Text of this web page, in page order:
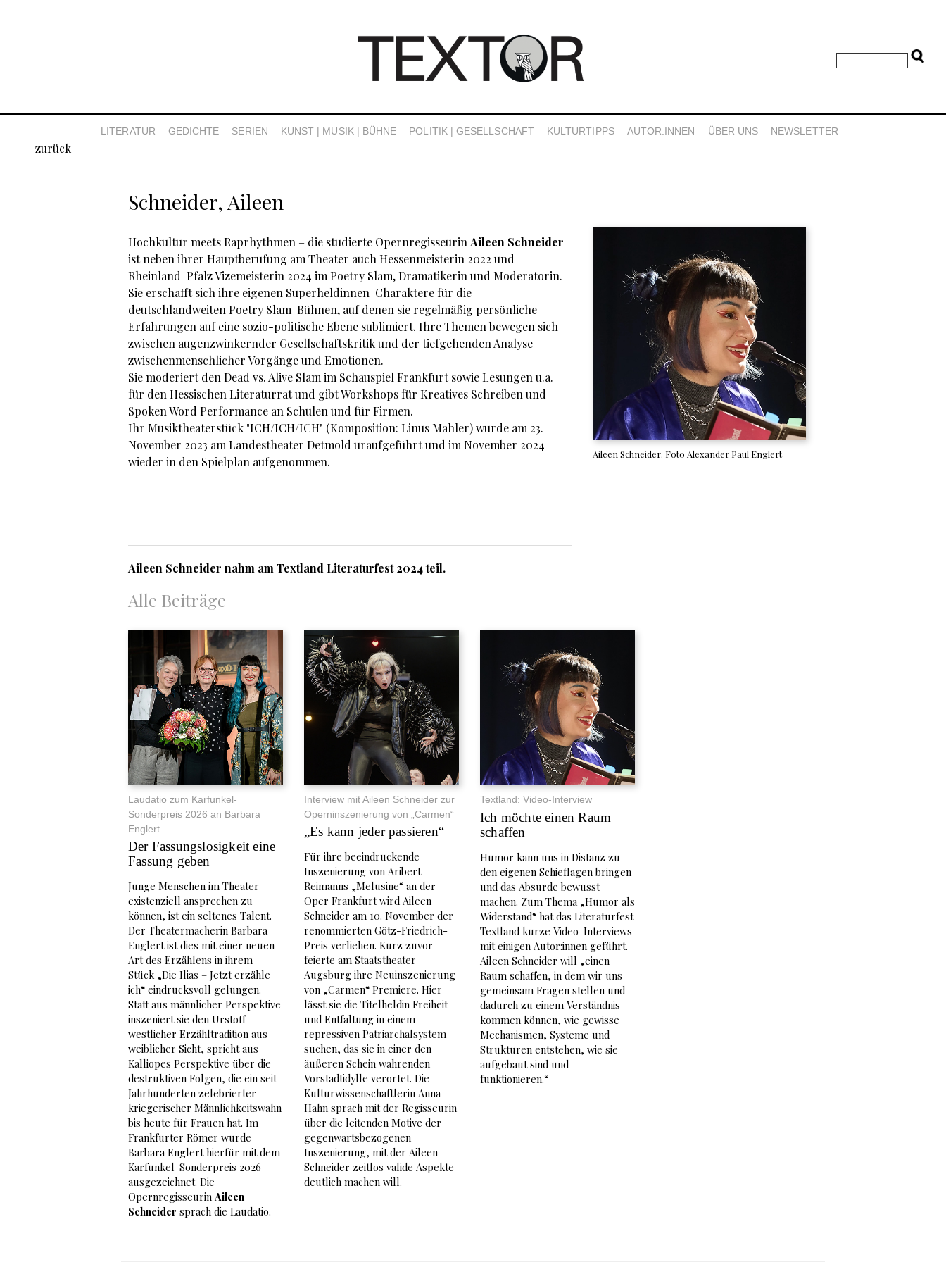
LITERATUR GEDICHTE SERIEN KUNST | MUSIK | BÜHNE POLITIK | GESELLSCHAFT KULTURTIPPS AUTOR:INNEN ÜBER UNS NEWSLETTER
zurück
Schneider, Aileen
Hochkultur meets Raprhythmen – die studierte Opernregisseurin Aileen Schneider
ist neben ihrer Hauptberufung am Theater auch Hessenmeisterin 2022 und
Rheinland-Pfalz Vizemeisterin 2024 im Poetry Slam, Dramatikerin und Moderatorin.
Sie erschafft sich ihre eigenen Superheldinnen-Charaktere für die
deutschlandweiten Poetry Slam-Bühnen, auf denen sie regelmäßig persönliche
Erfahrungen auf eine sozio-politische Ebene sublimiert. Ihre Themen bewegen sich
zwischen augenzwinkernder Gesellschaftskritik und der tiefgehenden Analyse
zwischenmenschlicher Vorgänge und Emotionen.
Sie moderiert den Dead vs. Alive Slam im Schauspiel Frankfurt sowie Lesungen u.a.
für den Hessischen Literaturrat und gibt Workshops für Kreatives Schreiben und
Spoken Word Performance an Schulen und für Firmen.
Ihr Musiktheaterstück "ICH/ICH/ICH" (Komposition: Linus Mahler) wurde am 23.
November 2023 am Landestheater Detmold uraufgeführt und im November 2024
wieder in den Spielplan aufgenommen.
Aileen Schneider nahm am Textland Literaturfest 2024 teil.
Aileen Schneider. Foto Alexander Paul Englert
Alle Beiträge
Laudatio zum Karfunkel-
Sonderpreis 2026 an Barbara
Englert
Der Fassungslosigkeit eine
Fassung geben
Junge Menschen im Theater
existenziell ansprechen zu
können, ist ein seltenes Talent.
Der Theatermacherin Barbara
Englert ist dies mit einer neuen
Art des Erzählens in ihrem
Stück „Die Ilias – Jetzt erzähle
ich“ eindrucksvoll gelungen.
Statt aus männlicher Perspektive
inszeniert sie den Urstoff
westlicher Erzähltradition aus
weiblicher Sicht, spricht aus
Kalliopes Perspektive über die
destruktiven Folgen, die ein seit
Jahrhunderten zelebrierter
kriegerischer Männlichkeitswahn
bis heute für Frauen hat. Im
Frankfurter Römer wurde
Barbara Englert hierfür mit dem
Karfunkel-Sonderpreis 2026
ausgezeichnet. Die
Opernregisseurin Aileen
Schneider sprach die Laudatio.
Interview mit Aileen Schneider zur
Operninszenierung von „Carmen“
„Es kann jeder passieren“
Für ihre beeindruckende
Inszenierung von Aribert
Reimanns „Melusine“ an der
Oper Frankfurt wird Aileen
Schneider am 10. November der
renommierten Götz-Friedrich-
Preis verliehen. Kurz zuvor
feierte am Staatstheater
Augsburg ihre Neuinszenierung
von „Carmen“ Premiere. Hier
lässt sie die Titelheldin Freiheit
und Entfaltung in einem
repressiven Patriarchalsystem
suchen, das sie in einer den
äußeren Schein wahrenden
Vorstadtidylle verortet. Die
Kulturwissenschaftlerin Anna
Hahn sprach mit der Regisseurin
über die leitenden Motive der
gegenwartsbezogenen
Inszenierung, mit der Aileen
Schneider zeitlos valide Aspekte
deutlich machen will.
Textland: Video-Interview
Ich möchte einen Raum
schaffen
Humor kann uns in Distanz zu
den eigenen Schieflagen bringen
und das Absurde bewusst
machen. Zum Thema „Humor als
Widerstand“ hat das Literaturfest
Textland kurze Video-Interviews
mit einigen Autor:innen geführt.
Aileen Schneider will „einen
Raum schaffen, in dem wir uns
gemeinsam Fragen stellen und
dadurch zu einem Verständnis
kommen können, wie gewisse
Mechanismen, Systeme und
Strukturen entstehen, wie sie
aufgebaut sind und
funktionieren.“